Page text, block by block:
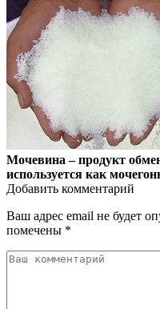
Мочевина – продукт
используется как
Добавить комментарий
Ваш адрес email не будет
помечены *